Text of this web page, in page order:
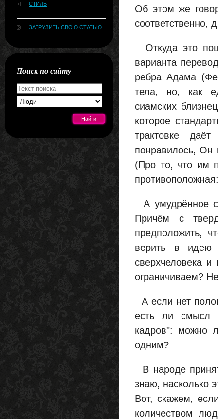
СТИЛЬ
ЗАГРУЗИТЬ СВОЮ СТАТЬЮ
Поиск по сайту
Об этом же
соответственно,
Откуда это
варианта
ребра Адама
тела, но, как
сиамских
которое
трактовке
понравилось, Он
(Про то, что им
А умудрённое
Причём с
предположить,
верить в идею
сверхчеловека и
ограничиваем?
А если нет
есть ли смысл
кадров": можно
одним?
В народе
знаю, насколько
Вот, скажем,
количеством